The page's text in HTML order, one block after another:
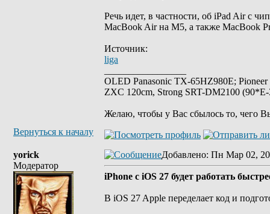
Речь идет, в частности, об iPad Air с
MacBook Air на M5, а также MacBook
Источник:
liga
OLED Panasonic TX-65HZ980E;
ZXC 120cm, Strong SRT-DM2100
Желаю, чтобы у Вас сбылось то, чего
Вернуться к началу
yorick
Модератор
Добавлено: Пн Мар 02,
iPhone с iOS 27 будет работать
В iOS 27 Apple переделает код и